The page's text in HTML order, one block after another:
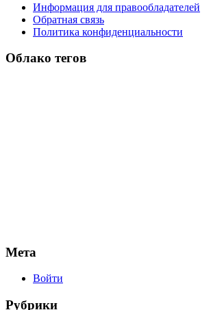
Информация для правообладателей
Обратная связь
Политика конфиденциальности
Облако тегов
Мета
Войти
Рубрики